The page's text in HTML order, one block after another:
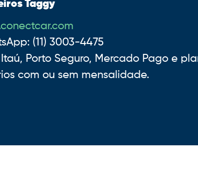
Taggy
(11) 3003-4475
Itaú, Porto Seguro, Mercado Pago e
com ou sem mensalidade.